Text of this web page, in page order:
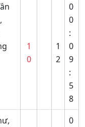
1
0
1
2
0
0
:
0
9
:
5
8
0